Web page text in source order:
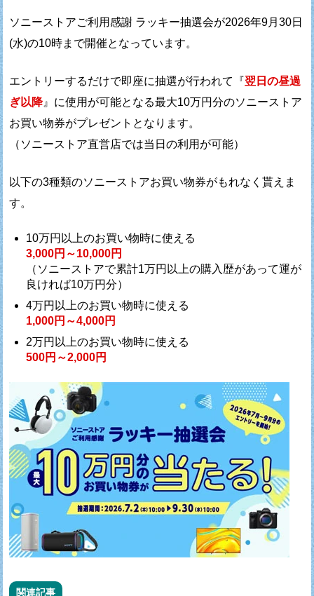
ソニーストアご利用感謝 ラッキー抽選会が2026年9月30日
(水)の10時まで開催となっています。
エントリーするだけで即座に抽選が行われて 『翌日の昼過
ぎ以降』に使用が可能となる最大10万円分のソニーストア
お買い物券がプレゼントとなります。
（ソニーストア直営店では当日の利用が可能）
以下の3種類のソニーストアお買い物券がもれなく貰えま
す。
10万円以上のお買い物時に使える
3,000円～10,000円
（ソニーストアで累計1万円以上の購入歴があって運が
良ければ10万円分）
4万円以上のお買い物時に使える
1,000円～4,000円
2万円以上のお買い物時に使える
500円～2,000円
関連記事